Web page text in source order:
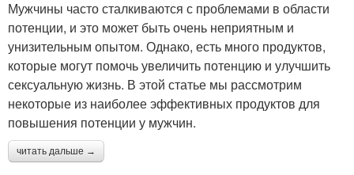
Мужчины часто сталкиваются с проблемами в области
потенции, и это может быть очень неприятным и
унизительным опытом. Однако, есть много продуктов,
которые могут помочь увеличить потенцию и улучшить
сексуальную жизнь. В этой статье мы рассмотрим
некоторые из наиболее эффективных продуктов для
повышения потенции у мужчин.
читать дальше →